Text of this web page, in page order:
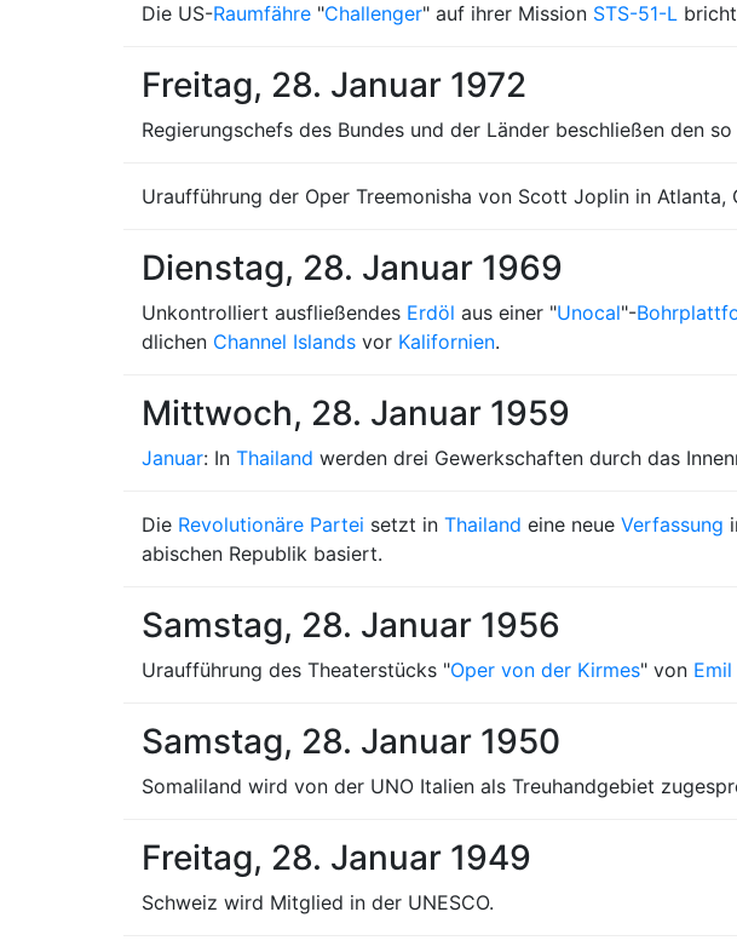
Die US-Raumfähre "Challenger" auf ihrer Mission STS-51-L
Freitag, 28. Januar 1972
Regierungschefs des Bundes und der Länder beschließen den
Uraufführung der Oper Treemonisha von Scott Joplin in Atlanta,
Dienstag, 28. Januar 1969
Unkontrolliert ausfließendes Erdöl aus einer "Unocal"-
dlichen Channel Islands vor Kalifornien.
Mittwoch, 28. Januar 1959
Januar: In Thailand werden drei Gewerkschaften durch das
Die Revolutionäre Partei setzt in Thailand eine neue Verfassung
abischen Republik basiert.
Samstag, 28. Januar 1956
Uraufführung des Theaterstücks "Oper von der Kirmes" von
Samstag, 28. Januar 1950
Somaliland wird von der UNO Italien als Treuhandgebiet
Freitag, 28. Januar 1949
Schweiz wird Mitglied in der UNESCO.